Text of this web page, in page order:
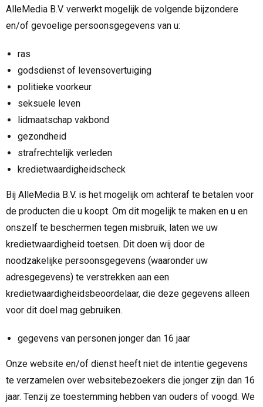
AlleMedia B.V. verwerkt mogelijk de volgende bijzondere
en/of gevoelige persoonsgegevens van u:
ras
godsdienst of levensovertuiging
politieke voorkeur
seksuele leven
lidmaatschap vakbond
gezondheid
strafrechtelijk verleden
kredietwaardigheidscheck
Bij AlleMedia B.V. is het mogelijk om achteraf te betalen voor
de producten die u koopt. Om dit mogelijk te maken en u en
onszelf te beschermen tegen misbruik, laten we uw
kredietwaardigheid toetsen. Dit doen wij door de
noodzakelijke persoonsgegevens (waaronder uw
adresgegevens) te verstrekken aan een
kredietwaardigheidsbeoordelaar, die deze gegevens alleen
voor dit doel mag gebruiken.
gegevens van personen jonger dan 16 jaar
Onze website en/of dienst heeft niet de intentie gegevens
te verzamelen over websitebezoekers die jonger zijn dan 16
jaar. Tenzij ze toestemming hebben van ouders of voogd. We